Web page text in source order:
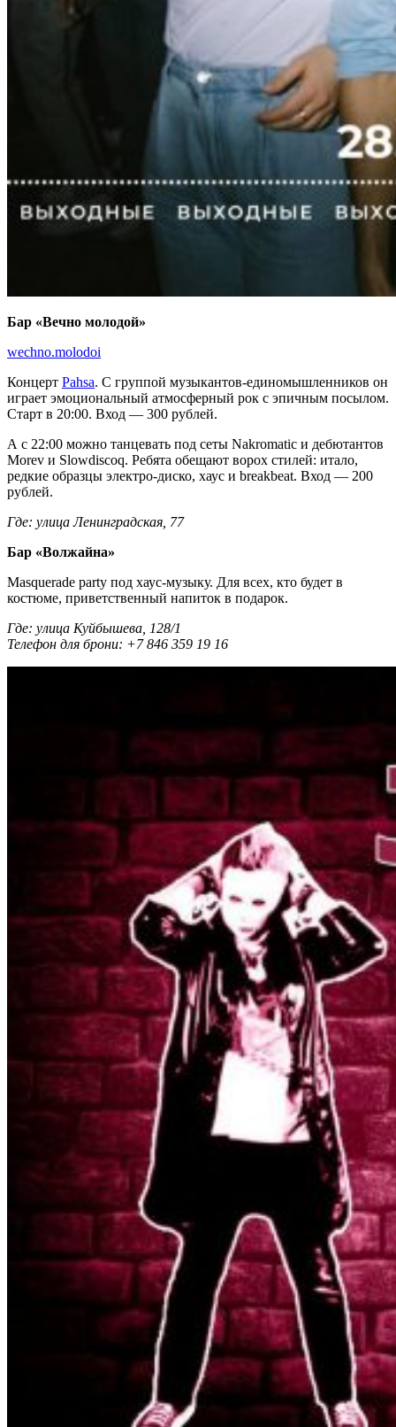
Бар «Вечно молодой»
wechno.molodoi
Концерт Pahsa. С группой музыкантов-единомышленников он
играет эмоциональный атмосферный рок с эпичным посылом.
Старт в 20:00. Вход — 300 рублей.
А с 22:00 можно танцевать под сеты Nakromatic и дебютантов
Morev и Slowdiscoq. Ребята обещают ворох стилей: итало,
редкие образцы электро-диско, хаус и breakbeat. Вход — 200
рублей.
Где: улица Ленинградская, 77
Бар «Волжайна»
Masquerade party под хаус-музыку. Для всех, кто будет в
костюме, приветственный напиток в подарок.
Где: улица Куйбышева, 128/1
Телефон для брони: +7 846 359 19 16